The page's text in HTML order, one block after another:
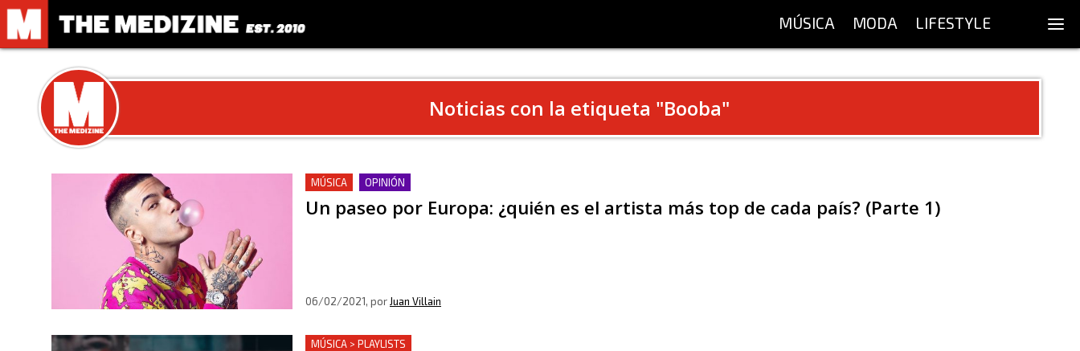
MÚSICA MODA LIFESTYLE
Noticias con la etiqueta "Booba"
MÚSICA OPINIÓN
Un paseo por Europa: ¿quién es el artista más top de cada país? (Parte 1)
06/02/2021, por Juan Villain
MÚSICA > PLAYLISTS